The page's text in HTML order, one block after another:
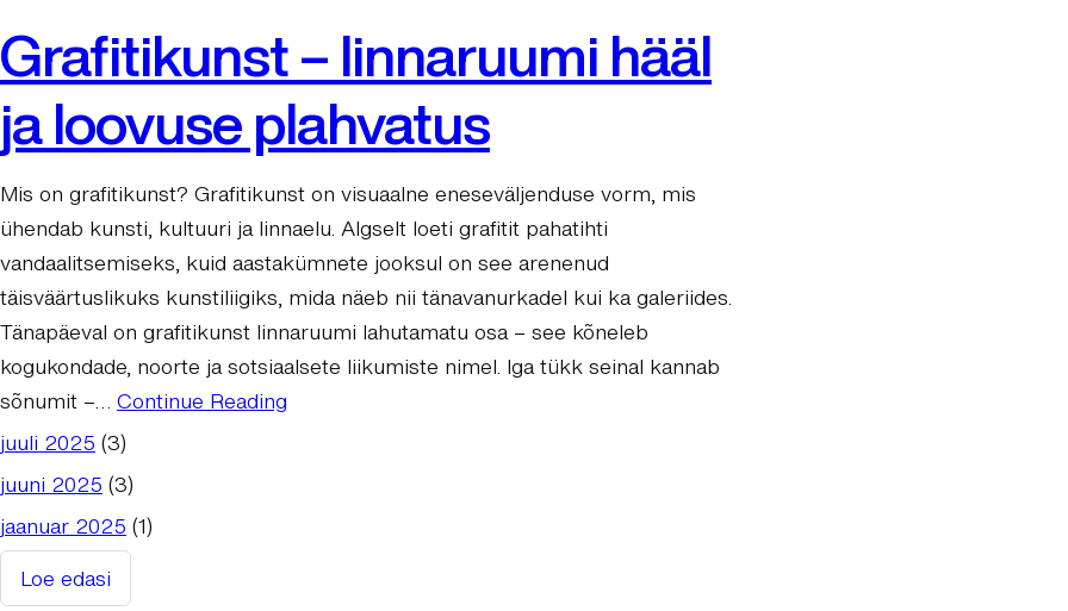
Grafitikunst – linnaruumi hääl
ja loovuse plahvatus
Mis on grafitikunst? Grafitikunst on visuaalne eneseväljenduse vorm, mis
ühendab kunsti, kultuuri ja linnaelu. Algselt loeti grafitit pahatihti
vandaalitsemiseks, kuid aastakümnete jooksul on see arenenud
täisväärtuslikuks kunstiliigiks, mida näeb nii tänavanurkadel kui ka galeriides.
Tänapäeval on grafitikunst linnaruumi lahutamatu osa – see kõneleb
kogukondade, noorte ja sotsiaalsete liikumiste nimel. Iga tükk seinal kannab
sõnumit –… Continue Reading
juuli 2025 (3)
juuni 2025 (3)
jaanuar 2025 (1)
Loe edasi
: